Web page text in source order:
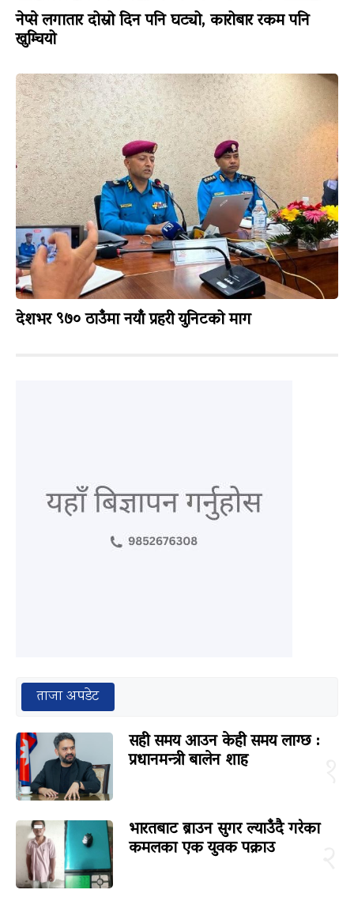
नेप्से लगातार दोस्रो दिन पनि घट्यो, कारोबार रकम पनि
खुम्चियो
देशभर ९७० ठाउँमा नयाँ प्रहरी युनिटको माग
ताजा अपडेट
सही समय आउन केही समय लाग्छ :
प्रधानमन्त्री बालेन शाह
भारतबाट ब्राउन सुगर ल्याउँदै गरेका
कमलका एक युवक पक्राउ